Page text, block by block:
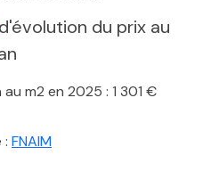
d'évolution du prix au
au m2 en 2025 : 1 301 €
: FNAIM